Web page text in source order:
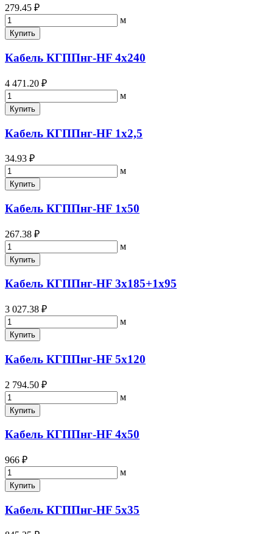
279.45 ₽
м
Купить
Кабель КГППнг-HF 4х240
4 471.20 ₽
м
Купить
Кабель КГППнг-HF 1х2,5
34.93 ₽
м
Купить
Кабель КГППнг-HF 1х50
267.38 ₽
м
Купить
Кабель КГППнг-HF 3х185+1х95
3 027.38 ₽
м
Купить
Кабель КГППнг-HF 5х120
2 794.50 ₽
м
Купить
Кабель КГППнг-HF 4х50
966 ₽
м
Купить
Кабель КГППнг-HF 5х35